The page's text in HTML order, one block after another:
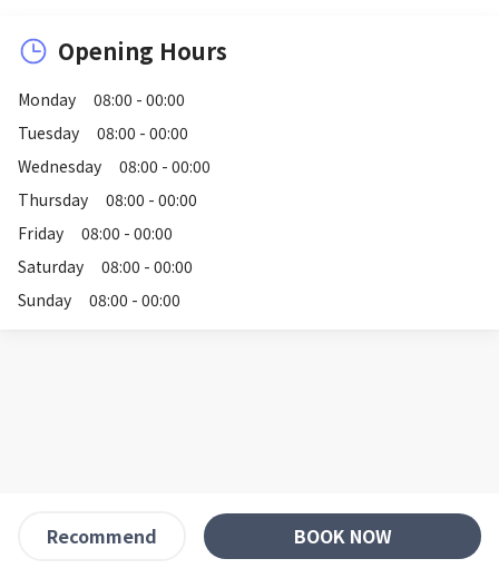
Opening Hours
Monday
08:00 - 00:00
Tuesday
08:00 - 00:00
Wednesday
08:00 - 00:00
Thursday
08:00 - 00:00
Friday
08:00 - 00:00
Saturday
08:00 - 00:00
Sunday
08:00 - 00:00
Recommend BOOK NOW